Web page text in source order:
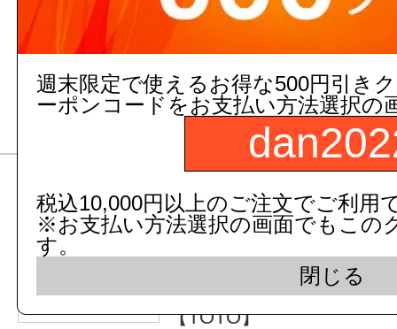
3,291 円(税込)～
【TOTO】
洗濯機パン排水トラッ
747 円(税抜)～
822 円(税込)～
【TOTO】
週末限定で使えるお得な500円引き
ーポンコードをお支払い方法選択の
税込10,000円以上のご注文でご利用
※お支払い方法選択の画面でもこの
す。
閉じる